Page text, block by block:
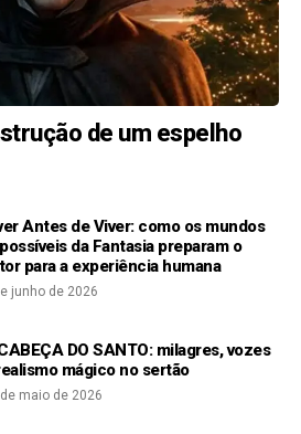
de um espelho
Antes de Viver: como os mundos
da Fantasia preparam o
para a experiência humana
junho de 2026
DO SANTO: milagres, vozes
mágico no sertão
maio de 2026